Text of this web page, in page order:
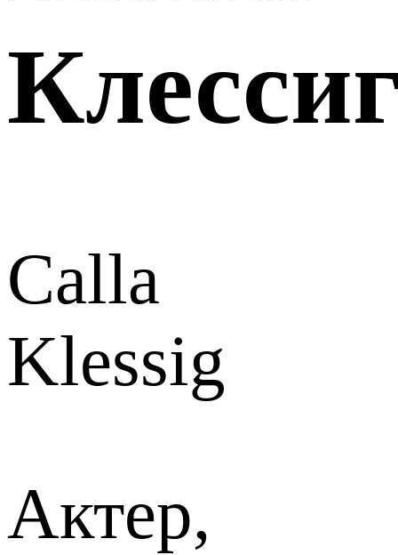
Calla
Klessig
Актер,